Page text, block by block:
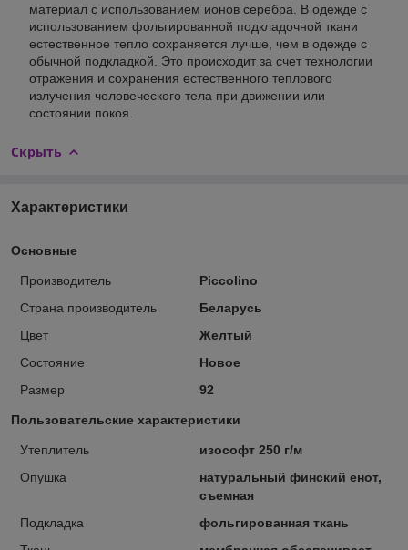
материал с использованием ионов серебра. В одежде с
использованием фольгированной подкладочной ткани
естественное тепло сохраняется лучше, чем в одежде с
обычной подкладкой. Это происходит за счет технологии
отражения и сохранения естественного теплового
излучения человеческого тела при движении или
состоянии покоя.
Скрыть
Характеристики
Основные
Производитель
Piccolino
Страна производитель
Беларусь
Цвет
Желтый
Состояние
Новое
Размер
92
Пользовательские характеристики
Утеплитель
изософт 250 г/м
Опушка
натуральный финский енот,
съемная
Подкладка
фольгированная ткань